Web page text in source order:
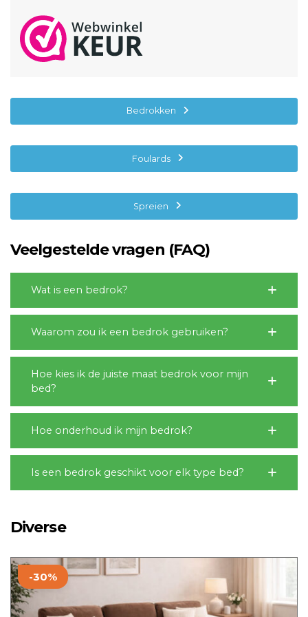
Bedrokken
Foulards
Spreien
Veelgestelde vragen (FAQ)
Wat is een bedrok?
Waarom zou ik een bedrok gebruiken?
Hoe kies ik de juiste maat bedrok voor mijn
bed?
Hoe onderhoud ik mijn bedrok?
Is een bedrok geschikt voor elk type bed?
Diverse
-30%
Dit
product
heeft